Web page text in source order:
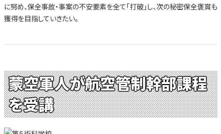
に努め、保全事故・事案の不安要素を全て「打破」し、次の秘密保全褒賞も
獲得を目指していきたい。
蒙空軍人が航空管制幹部課程
を受講